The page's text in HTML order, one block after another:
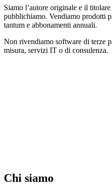
Siamo l’autore originale e il
pubblichiamo. Vendiamo prodotti
tantum e abbonamenti annuali.
Non rivendiamo software di terze
misura, servizi IT o di consulenza.
Chi siamo